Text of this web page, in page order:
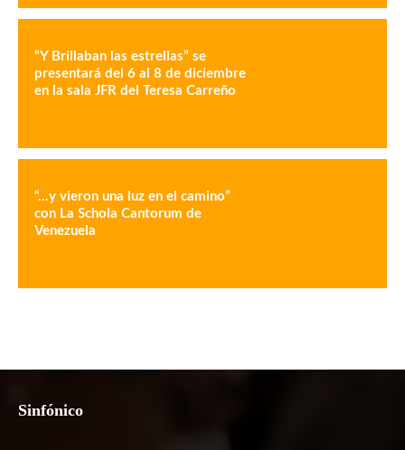
“Y Brillaban las estrellas” se
presentará del 6 al 8 de diciembre
en la sala JFR del Teresa Carreño
“…y vieron una luz en el camino”
con La Schola Cantorum de
Venezuela
Sinfónico